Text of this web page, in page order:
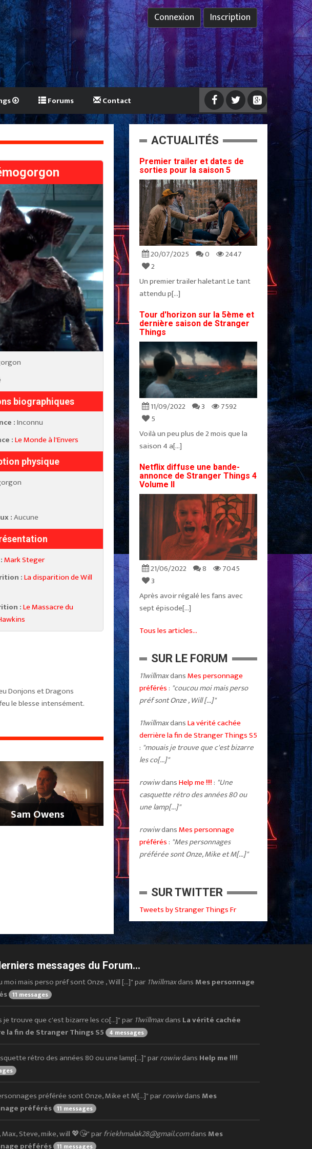
Inscription
Connexion
Forums Contact
biographiques
:Inconnu
:Le Monde à l'Envers
physique
:Aucune
Mark Steger
:La disparition de Will
:Le Massacre du
Donjons et Dragons
le blesse intensément.
Sam Owens
ACTUALITÉS
Premier trailer et dates de
sorties pour la saison 5
20/07/2025 0
2447
2
Un premier trailer haletant Le tant
attendu p[...]
Tour d'horizon sur la 5ème et
dernière saison de Stranger
Things
11/09/2022 3
7592
5
Voilà un peu plus de 2 mois que la
saison 4 a[...]
Netflix diffuse une bande-
annonce de Stranger Things 4
Volume II
21/06/2022 8
7045
3
Après avoir régalé les fans avec
sept épisode[...]
Tous les articles...
SUR LE FORUM
11willmaxdansMes personnage
préférés : "coucou moi mais perso
préf sont Onze , Will [...]"
11willmaxdansLa vérité cachée
derrière la fin de Stranger Things S5
: "mouais je trouve que c'est bizarre
les co[...]"
rowiwdansHelp me !!!!: "Une
casquette rétro des années 80 ou
une lamp[...]"
rowiwdansMes personnage
préférés : "Mes personnages
préférée sont Onze, Mike et M[...]"
SUR TWITTER
Tweets by Stranger Things Fr
messages du Forum...
moi mais perso préf sont Onze , Will [...]" par 11willmaxdans Mes personnage
11 messages
je trouve que c'est bizarre les co[...]" par 11willmaxdans La vérité cachée
la fin de Stranger Things S5 4 messages
rétro des années 80 ou une lamp[...]" parrowiwdans Help me !!!!
préférée sont Onze, Mike et M[...]" parrowiwdans Mes
préférés 11 messages
Max, Steve, mike, will 💖😘" parfriekhmalak28@gmail.comdans Mes
préférés 11 messages